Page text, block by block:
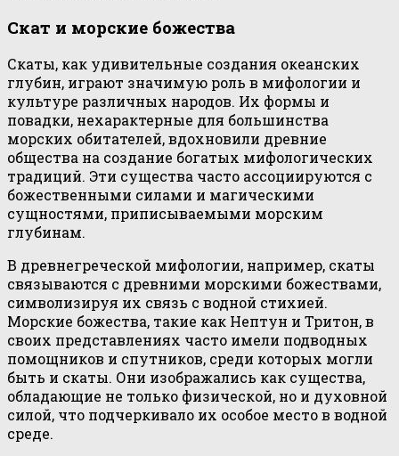
Скат и морские божества
Скаты, как удивительные создания океанских
глубин, играют значимую роль в мифологии и
культуре различных народов. Их формы и
повадки, нехарактерные для большинства
морских обитателей, вдохновили древние
общества на создание богатых мифологических
традиций. Эти существа часто ассоциируются с
божественными силами и магическими
сущностями, приписываемыми морским
глубинам.
В древнегреческой мифологии, например, скаты
связываются с древними морскими божествами,
символизируя их связь с водной стихией.
Морские божества, такие как Нептун и Тритон, в
своих представлениях часто имели подводных
помощников и спутников, среди которых могли
быть и скаты. Они изображались как существа,
обладающие не только физической, но и духовной
силой, что подчеркивало их особое место в водной
среде.